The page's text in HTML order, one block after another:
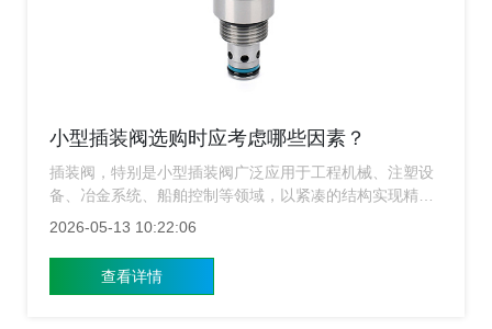
小型插装阀选购时应考虑哪些因素？
插装阀，特别是小型插装阀广泛应用于工程机械、注塑设
备、冶金系统、船舶控制等领域，以紧凑的结构实现精准
的流量、压力和方向控制，上海插装阀厂家不仅要制造出
那么当您面对琳琅满目的小型插装阀时，究竟该从哪些方
面着手考量？这篇文章，或许能为您提供一些实用的思
2026-05-13 10:22:06
查看详情